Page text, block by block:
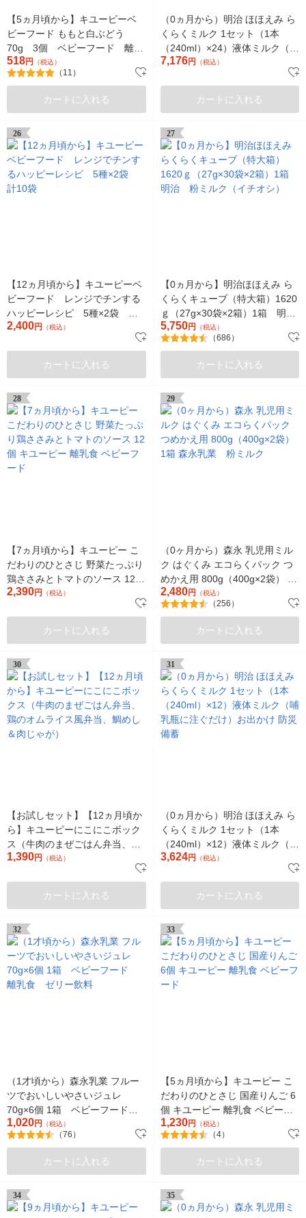
【5ヵ月頃から】キユーピーベ
ビーフード ももと白ぶどう
70g 3個 ベビーフード 離乳
食
518円 （税込）
（11）
カートに入れる
（0ヵ月から）明治 ほほえみ ら
くらくミルク 1セット（1本
（240ml）×24）液体ミルク（哺
乳瓶に注ぐだけ）お出かけ 防災
7,176円 （税込）
カートに入れる
26
【12ヵ月頃から】キユーピーベ
ビーフード レンジでチンする
ハッピーレシピ 5種×2袋 計
10袋
2,400円 （税込）
カートに入れる
27
【0ヵ月から】明治ほほえみ ら
くらくキューブ（特大箱）1620
ｇ（27g×30袋×2箱）1箱 明
治 粉ミルク（イチオシ）
5,750円 （税込）
（686）
カートに入れる
28
【7ヵ月頃から】キユーピー こ
だわりのひとさじ 野菜たっぷり
鶏ささみとトマトのソース 12個
キユーピー 離乳食 ベビーフー
2,390円 （税込）
カートに入れる
29
（0ヶ月から）森永 乳児用ミル
ク はぐくみ エコらくパック つ
めかえ用 800g（400g×2袋） 1
箱 森永乳業 粉ミルク
2,480円 （税込）
（256）
カートに入れる
30
【お試しセット】【12ヵ月頃か
ら】キユーピーにこにこボック
ス（牛肉のまぜごはん弁当、鶏
のオムライス風弁当、鯛めし＆
1,390円 （税込）
カートに入れる
31
（0ヵ月から）明治 ほほえみ ら
くらくミルク 1セット（1本
（240ml）×12）液体ミルク（哺
乳瓶に注ぐだけ）お出かけ 防災
3,624円 （税込）
カートに入れる
32
（1才頃から）森永乳業 フルー
ツでおいしいやさいジュレ
70g×6個 1箱 ベビーフード
離乳食 ゼリー飲料
1,020円 （税込）
（76）
カートに入れる
33
【5ヵ月頃から】キユーピー こ
だわりのひとさじ 国産りんご 6
個 キユーピー 離乳食 ベビーフ
ード
1,230円 （税込）
（4）
カートに入れる
34 35